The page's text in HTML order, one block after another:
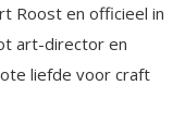
Roost en officieel in
art-director en
liefde voor craft